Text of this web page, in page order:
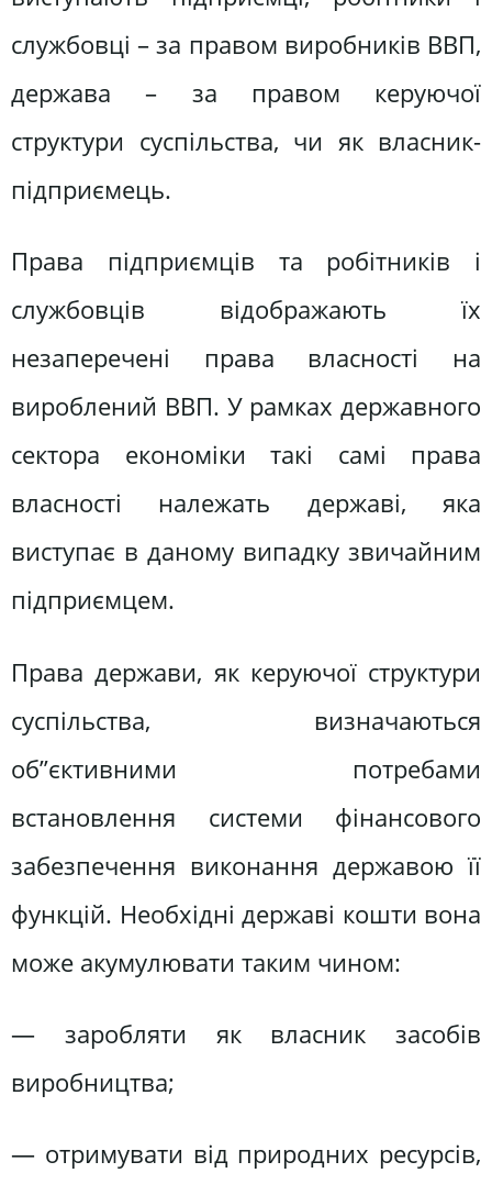
службовці – за правом виробників ВВП,
держава – за правом керуючої
структури суспільства, чи як власник-
підприємець.
Права підприємців та робітників і
службовців відображають їх
незаперечені права власності на
вироблений ВВП. У рамках державного
сектора економіки такі самі права
власності належать державі, яка
виступає в даному випадку звичайним
підприємцем.
Права держави, як керуючої структури
суспільства, визначаються
об”єктивними потребами
встановлення системи фінансового
забезпечення виконання державою її
функцій. Необхідні державі кошти вона
може акумулювати таким чином:
— заробляти як власник засобів
виробництва;
— отримувати від природних ресурсів,